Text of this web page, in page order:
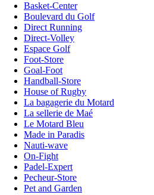
Basket-Center
Boulevard du Golf
Direct Running
Direct-Volley
Espace Golf
Foot-Store
Goal-Foot
Handball-Store
House of Rugby
La bagagerie du Motard
La sellerie de Maé
Le Motard Bleu
Made in Paradis
Nauti-wave
On-Fight
Padel-Expert
Pecheur-Store
Pet and Garden